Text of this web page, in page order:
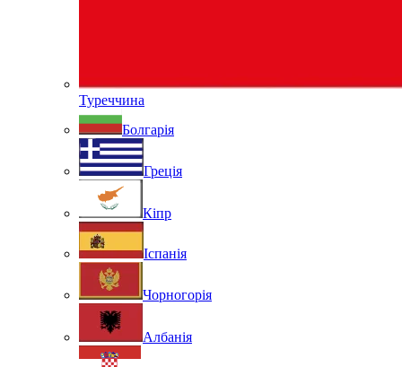
Туреччина
Болгарія
Греція
Кіпр
Іспанія
Чорногорія
Албанія